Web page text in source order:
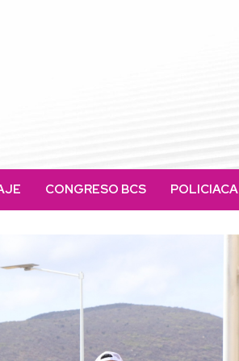
CONGRESO BCS POLICIACA